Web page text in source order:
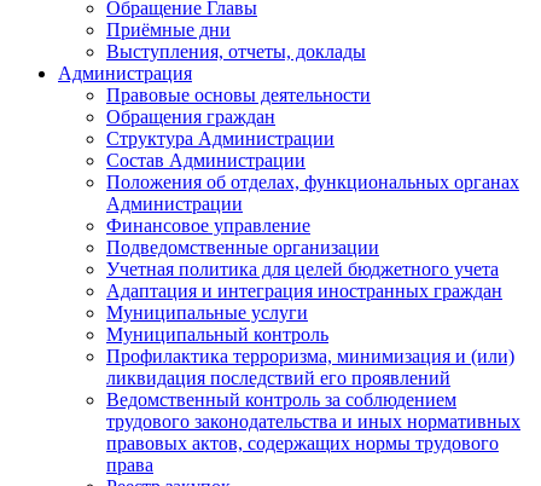
Обращение Главы
Приёмные дни
Выступления, отчеты, доклады
Администрация
Правовые основы деятельности
Обращения граждан
Структура Администрации
Состав Администрации
Положения об отделах, функциональных органах
Администрации
Финансовое управление
Подведомственные организации
Учетная политика для целей бюджетного учета
Адаптация и интеграция иностранных граждан
Муниципальные услуги
Муниципальный контроль
Профилактика терроризма, минимизация и (или)
ликвидация последствий его проявлений
Ведомственный контроль за соблюдением
трудового законодательства и иных нормативных
правовых актов, содержащих нормы трудового
права